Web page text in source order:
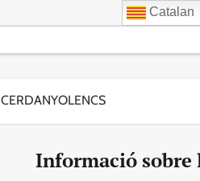
CERDANYOLENCS
Informació
Catalan